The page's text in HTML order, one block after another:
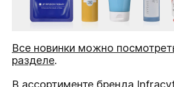
Все новинки можно
разделе.
В ассортименте бренда